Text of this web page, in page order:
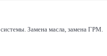
Замена масла, замена ГРМ.